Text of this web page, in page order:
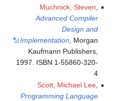
Muchnick, Steven
Advanced Compiler
Design and
Implementation , Morgan
Kaufmann Publishers,
1997. ISBN 1-55860-320-
4
Scott, Michael Lee,
Programming Language